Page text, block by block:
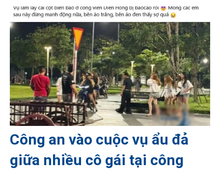
Công an vào cuộc vụ ẩu đả
giữa nhiều cô gái tại công